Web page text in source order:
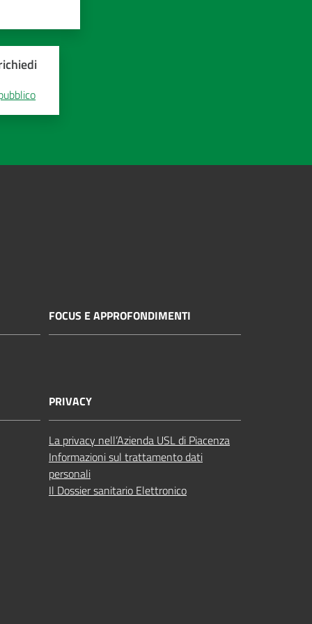
FOCUS E APPROFONDIMENTI
PRIVACY
La privacy nell’Azienda USL di Piacenza
Informazioni sul trattamento dati
personali
Il Dossier sanitario Elettronico